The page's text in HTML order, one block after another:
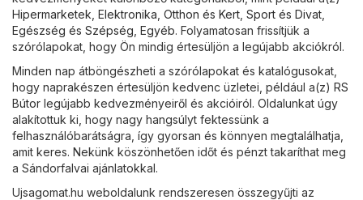
Hipermarketek Elektronika Otthon és Kert Sport és Divat
Egészség és Szépség Egyéb. Folyamatosan frissítjük a
szórólapokat, hogy Ön mindig értesüljön a legújabb akciókról.
Minden nap átböngészheti a szórólapokat és katalógusokat,
hogy naprakészen értesüljön kedvenc üzletei, például a(z) RS
Bútor legújabb kedvezményeiről és akcióiról. Oldalunkat úgy
alakítottuk ki, hogy nagy hangsúlyt fektessünk a
felhasználóbarátságra, így gyorsan és könnyen megtalálhatja,
amit keres. Nekünk köszönhetően időt és pénzt takaríthat meg
a Sándorfalvai ajánlatokkal.
Ujsagomat.hu weboldalunk rendszeresen összegyűjti az